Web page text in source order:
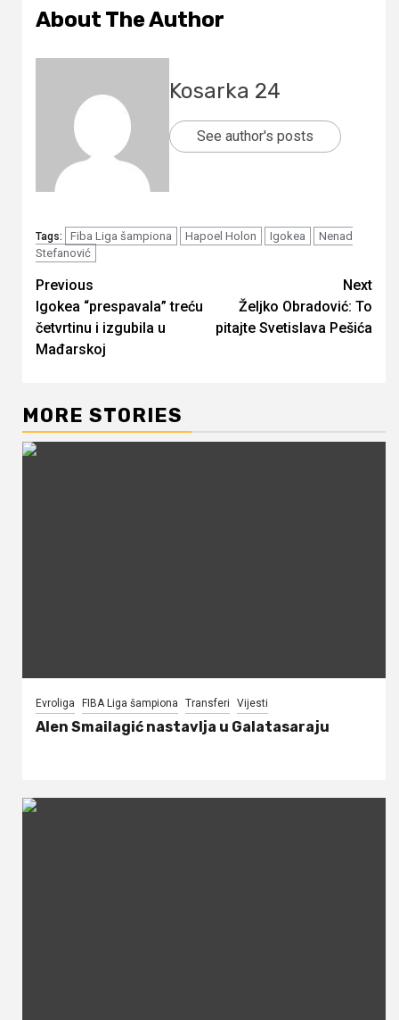
About The Author
Kosarka 24
See author's posts
Tags: Fiba Liga šampiona Hapoel Holon Igokea
Nenad
Stefanović
Continue
Reading
Previous
Igokea “prespavala” treću
četvrtinu i izgubila u
Mađarskoj
Next
Željko Obradović: To
pitajte Svetislava Pešića
MORE STORIES
Evroliga FIBA Liga šampiona Transferi Vijesti
Alen Smailagić nastavlja u Galatasaraju